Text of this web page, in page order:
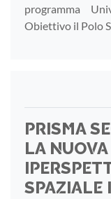
programma
Obiettivo il Polo
PRISMA
LA
SPAZIALE